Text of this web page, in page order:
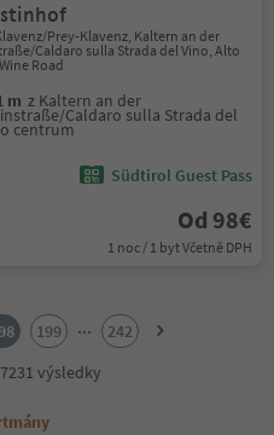
Prey-Klavenz, Kaltern an der
Caldaro sulla Strada del Vino, Alto
Road
m z Kaltern an der
Caldaro sulla Strada del
centrum
Südtirol Guest Pass
Od 98€
1 noc / 1 byt Včetně DPH
199 ...
242
výsledky